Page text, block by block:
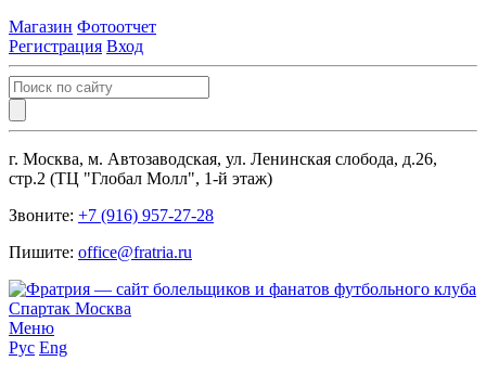
Магазин Фотоотчет
Регистрация Вход
г. Москва, м. Автозаводская, ул. Ленинская слобода, д.26,
стр.2 (ТЦ "Глобал Молл", 1-й этаж)
Звоните: +7 (916) 957-27-28
Пишите: office@fratria.ru
Меню
Рус Eng